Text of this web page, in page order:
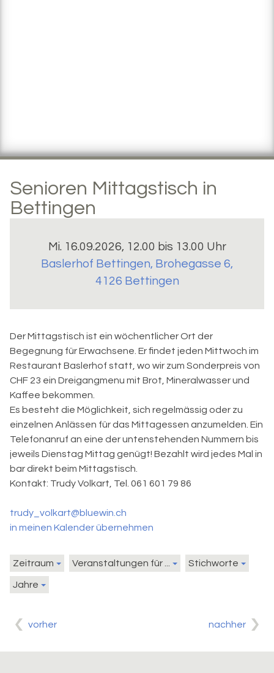
Senioren Mittagstisch in
Bettingen
Mi. 16.09.2026, 12.00 bis 13.00 Uhr
Baslerhof Bettingen, Brohegasse 6,
4126 Bettingen
Der Mittagstisch ist ein wöchentlicher Ort der
Begegnung für Erwachsene. Er findet jeden Mittwoch im
Restaurant Baslerhof statt, wo wir zum Sonderpreis von
CHF 23 ein Dreigangmenu mit Brot, Mineralwasser und
Kaffee bekommen.
Es besteht die Möglichkeit, sich regelmässig oder zu
einzelnen Anlässen für das Mittagessen anzumelden. Ein
Telefonanruf an eine der untenstehenden Nummern bis
jeweils Dienstag Mittag genügt! Bezahlt wird jedes Mal in
bar direkt beim Mittagstisch.
Kontakt: Trudy Volkart, Tel. 061 601 79 86
trudy_volkart@bluewin.ch
in meinen Kalender übernehmen
Zeitraum Veranstaltungen für ... Stichworte
Jahre
vorher nachher